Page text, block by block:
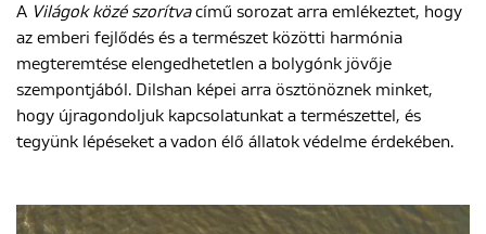
A Világok közé szorítvacímű sorozat arra emlékeztet, hogy
az emberi fejlődés és a természet közötti harmónia
megteremtése elengedhetetlen a bolygónk jövője
szempontjából. Dilshan képei arra ösztönöznek minket,
hogy újragondoljuk kapcsolatunkat a természettel, és
tegyünk lépéseket a vadon élő állatok védelme érdekében.